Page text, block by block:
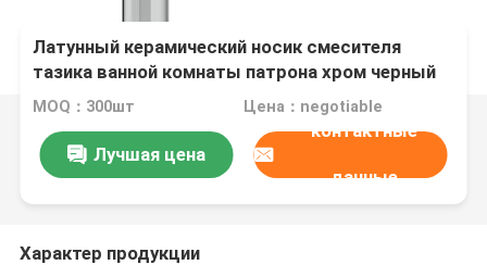
Латунный керамический носик смесителя
тазика ванной комнаты патрона хром черный
высокий
MOQ：300шт Цена：negotiable
Лучшая цена
контактные
данные
Характер продукции